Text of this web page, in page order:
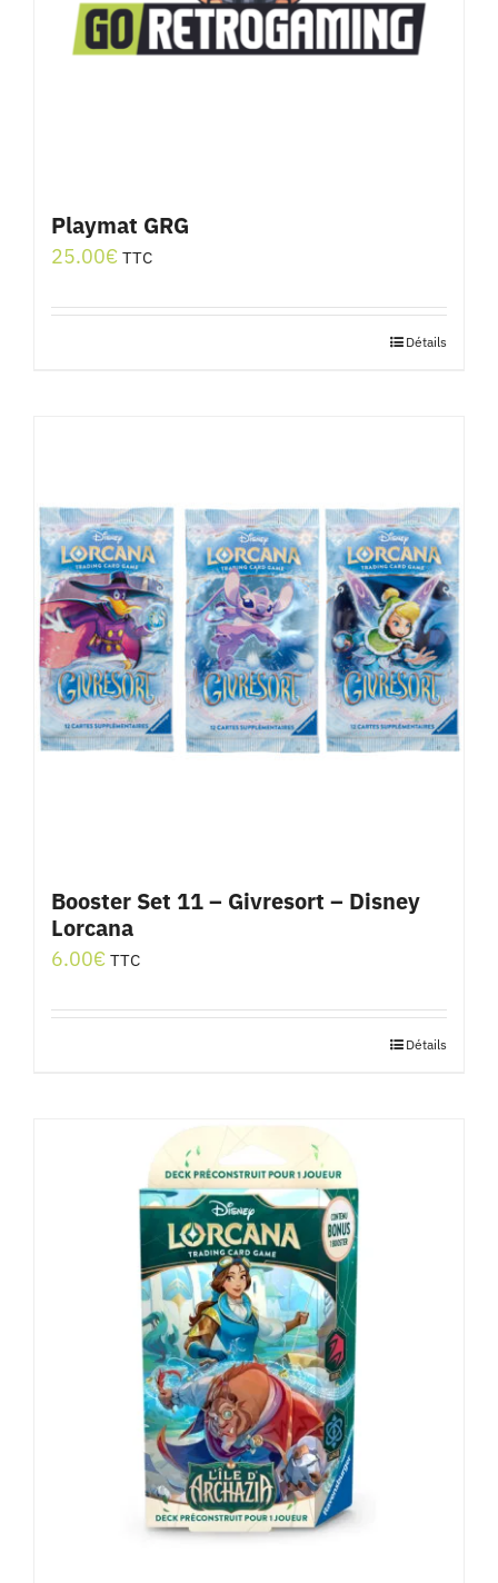
Playmat GRG
25.00€ TTC
Détails
Booster Set 11 – Givresort – Disney
Lorcana
6.00€ TTC
Détails